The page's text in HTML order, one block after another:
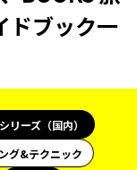
ドブック一
リーズ（国内）
グ&テクニック